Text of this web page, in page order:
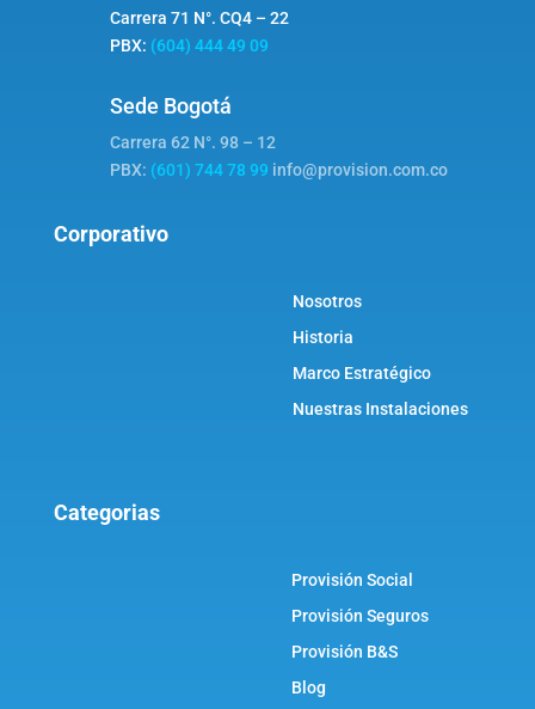
Carrera 71 N°. CQ4 – 22
PBX: (604) 444 49 09
Sede Bogotá
Carrera 62 N°. 98 – 12
PBX: (601) 744 78 99 info@provision.com.co
Corporativo
Nosotros
Historia
Marco Estratégico
Nuestras Instalaciones
Categorias
Provisión Social
Provisión Seguros
Provisión B&S
Blog